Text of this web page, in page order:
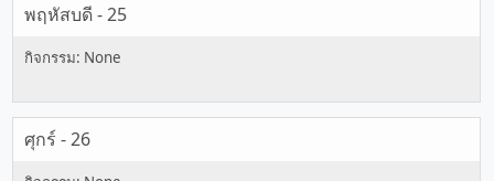
พฤหัสบดี - 25
ศุกร์ - 26